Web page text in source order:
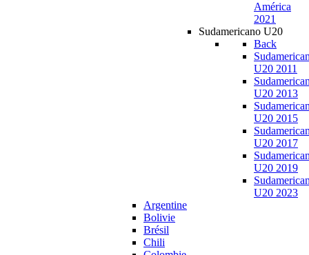
América
2021
Sudamericano U20
Back
U20 2011
U20 2013
U20 2015
U20 2017
U20 2019
U20 2023
Argentine
Bolivie
Brésil
Chili